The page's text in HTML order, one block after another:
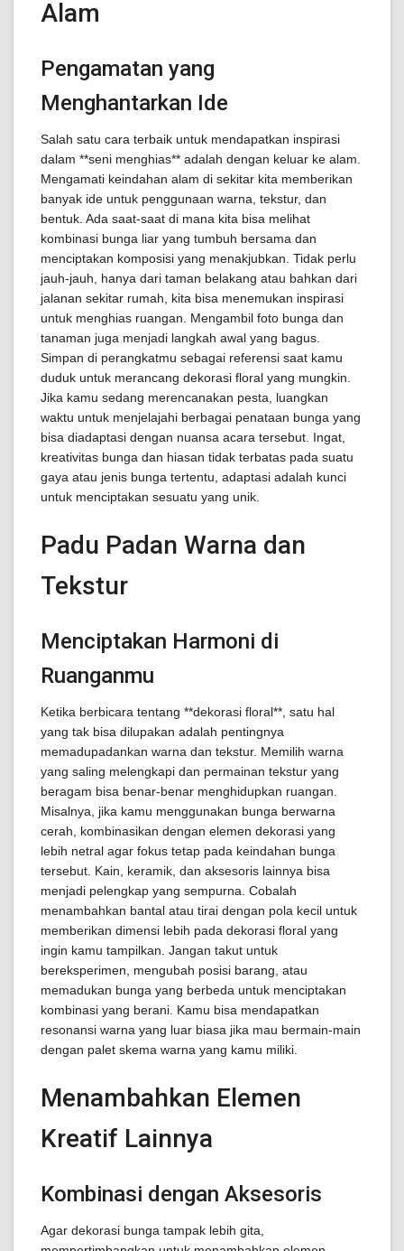
Alam
Pengamatan yang
Menghantarkan Ide
Salah satu cara terbaik untuk mendapatkan inspirasi
dalam **seni menghias** adalah dengan keluar ke alam.
Mengamati keindahan alam di sekitar kita memberikan
banyak ide untuk penggunaan warna, tekstur, dan
bentuk. Ada saat-saat di mana kita bisa melihat
kombinasi bunga liar yang tumbuh bersama dan
menciptakan komposisi yang menakjubkan. Tidak perlu
jauh-jauh, hanya dari taman belakang atau bahkan dari
jalanan sekitar rumah, kita bisa menemukan inspirasi
untuk menghias ruangan. Mengambil foto bunga dan
tanaman juga menjadi langkah awal yang bagus.
Simpan di perangkatmu sebagai referensi saat kamu
duduk untuk merancang dekorasi floral yang mungkin.
Jika kamu sedang merencanakan pesta, luangkan
waktu untuk menjelajahi berbagai penataan bunga yang
bisa diadaptasi dengan nuansa acara tersebut. Ingat,
kreativitas bunga dan hiasan tidak terbatas pada suatu
gaya atau jenis bunga tertentu, adaptasi adalah kunci
untuk menciptakan sesuatu yang unik.
Padu Padan Warna dan
Tekstur
Menciptakan Harmoni di
Ruanganmu
Ketika berbicara tentang **dekorasi floral**, satu hal
yang tak bisa dilupakan adalah pentingnya
memadupadankan warna dan tekstur. Memilih warna
yang saling melengkapi dan permainan tekstur yang
beragam bisa benar-benar menghidupkan ruangan.
Misalnya, jika kamu menggunakan bunga berwarna
cerah, kombinasikan dengan elemen dekorasi yang
lebih netral agar fokus tetap pada keindahan bunga
tersebut. Kain, keramik, dan aksesoris lainnya bisa
menjadi pelengkap yang sempurna. Cobalah
menambahkan bantal atau tirai dengan pola kecil untuk
memberikan dimensi lebih pada dekorasi floral yang
ingin kamu tampilkan. Jangan takut untuk
bereksperimen, mengubah posisi barang, atau
memadukan bunga yang berbeda untuk menciptakan
kombinasi yang berani. Kamu bisa mendapatkan
resonansi warna yang luar biasa jika mau bermain-main
dengan palet skema warna yang kamu miliki.
Menambahkan Elemen
Kreatif Lainnya
Kombinasi dengan Aksesoris
Agar dekorasi bunga tampak lebih gita,